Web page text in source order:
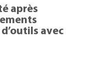
après
avec